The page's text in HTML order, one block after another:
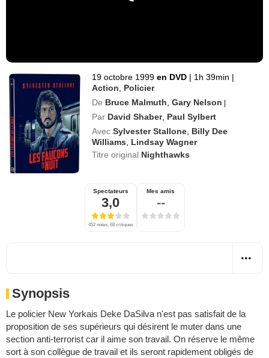
19 octobre 1999 en DVD | 1h 39min |
Action
Policier
De Bruce Malmuth ,Gary Nelson |
Par David Shaber, Paul Sylbert
Avec Sylvester Stallone Billy Dee
Williams
Lindsay Wagner
Titre original Nighthawks
Spectateurs
3,0
452 notes, 68 critiques
Mes amis
--
Synopsis
Le policier New Yorkais Deke DaSilva n'est pas satisfait de la
proposition de ses supérieurs qui désirent le muter dans une
section anti-terrorist car il aime son travail. On réserve le même
sort à son collègue de travail et ils seront rapidement obligés de